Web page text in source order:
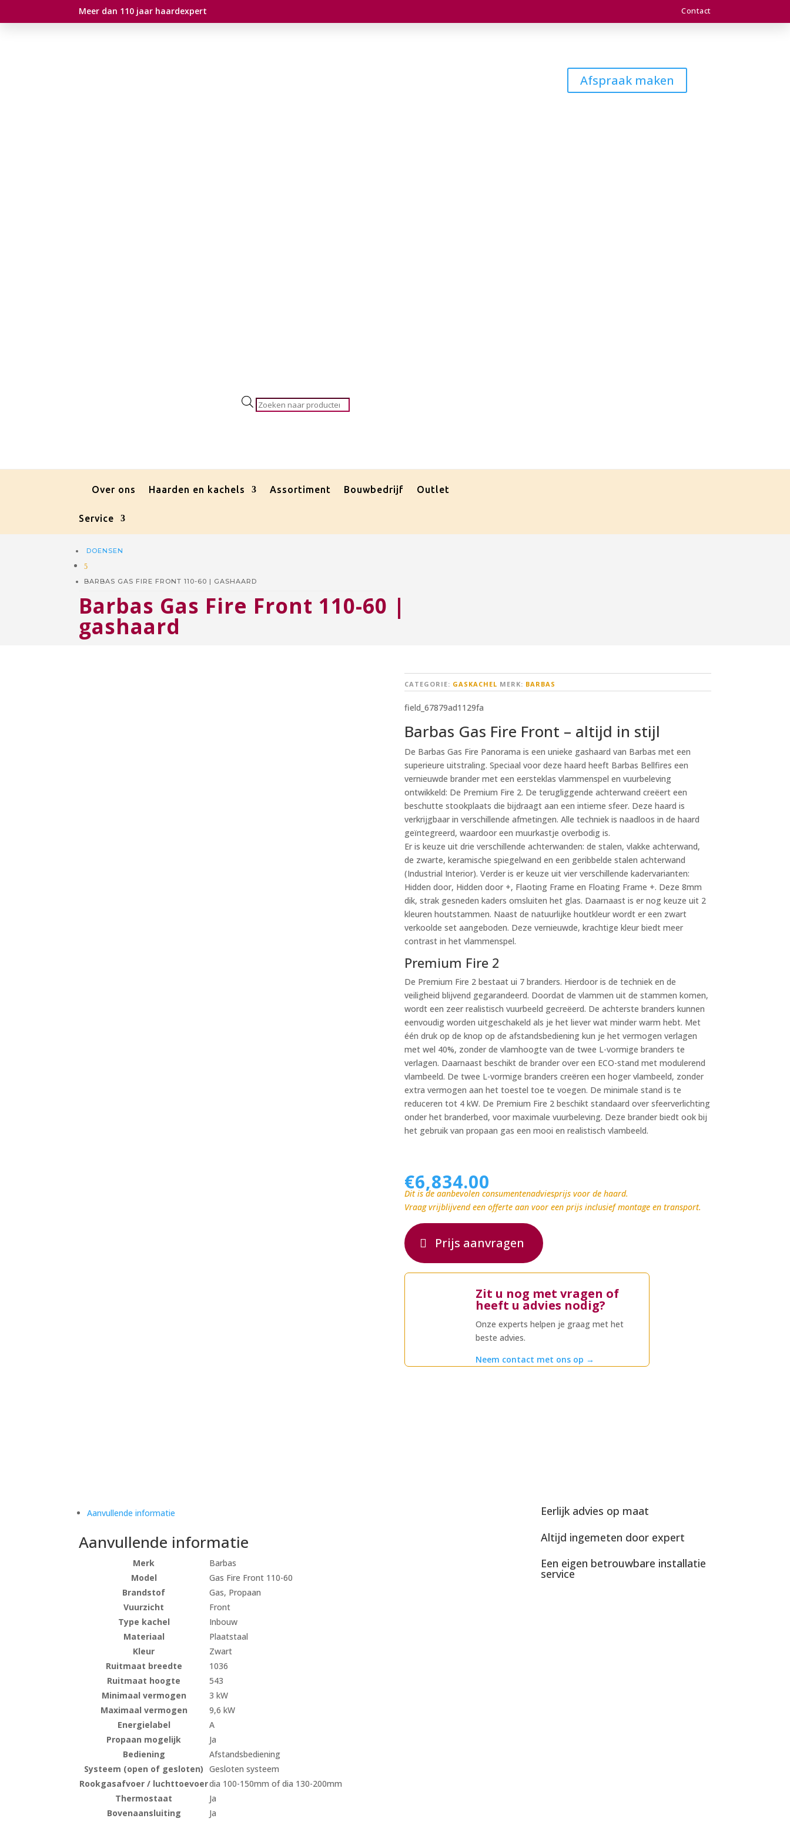
Meer dan 110 jaar haardexpert Contact
Producten
zoeken
Afspraak maken
Over ons Haarden en kachels Assortiment Bouwbedrijf Outlet
Service
DOENSEN
5
BARBAS GAS FIRE FRONT 110-60 | GASHAARD
Barbas Gas Fire Front 110-60 |
gashaard
CATEGORIE: GASKACHEL MERK: BARBAS
field_67879ad1129fa
Barbas Gas Fire Front – altijd in stijl
De Barbas Gas Fire Panorama is een unieke gashaard van Barbas met een
superieure uitstraling. Speciaal voor deze haard heeft Barbas Bellfires een
vernieuwde brander met een eersteklas vlammenspel en vuurbeleving
ontwikkeld: De Premium Fire 2. De terugliggende achterwand creëert een
beschutte stookplaats die bijdraagt aan een intieme sfeer. Deze haard is
verkrijgbaar in verschillende afmetingen. Alle techniek is naadloos in de haard
geïntegreerd, waardoor een muurkastje overbodig is.
Er is keuze uit drie verschillende achterwanden: de stalen, vlakke achterwand,
de zwarte, keramische spiegelwand en een geribbelde stalen achterwand
(Industrial Interior). Verder is er keuze uit vier verschillende kadervarianten:
Hidden door, Hidden door +, Flaoting Frame en Floating Frame +. Deze 8mm
dik, strak gesneden kaders omsluiten het glas. Daarnaast is er nog keuze uit 2
kleuren houtstammen. Naast de natuurlijke houtkleur wordt er een zwart
verkoolde set aangeboden. Deze vernieuwde, krachtige kleur biedt meer
contrast in het vlammenspel.
Premium Fire 2
De Premium Fire 2 bestaat ui 7 branders. Hierdoor is de techniek en de
veiligheid blijvend gegarandeerd. Doordat de vlammen uit de stammen komen,
wordt een zeer realistisch vuurbeeld gecreëerd. De achterste branders kunnen
eenvoudig worden uitgeschakeld als je het liever wat minder warm hebt. Met
één druk op de knop op de afstandsbediening kun je het vermogen verlagen
met wel 40%, zonder de vlamhoogte van de twee L-vormige branders te
verlagen. Daarnaast beschikt de brander over een ECO-stand met modulerend
vlambeeld. De twee L-vormige branders creëren een hoger vlambeeld, zonder
extra vermogen aan het toestel toe te voegen. De minimale stand is te
reduceren tot 4 kW. De Premium Fire 2 beschikt standaard over sfeerverlichting
onder het branderbed, voor maximale vuurbeleving. Deze brander biedt ook bij
het gebruik van propaan gas een mooi en realistisch vlambeeld.
€6,834.00
Dit is de aanbevolen consumentenadviesprijs voor de haard.
Vraag vrijblijvend een offerte aan voor een prijs inclusief montage en transport.
Prijs aanvragen
Zit u nog met vragen of
heeft u advies nodig?
Onze experts helpen je graag met het
beste advies.
Neem contact met ons op →
Aanvullende informatie
Aanvullende informatie
Merk
Barbas
Model
Gas Fire Front 110-60
Brandstof
Gas, Propaan
Vuurzicht
Front
Type kachel
Inbouw
Materiaal
Plaatstaal
Kleur
Zwart
Ruitmaat breedte
1036
Ruitmaat hoogte
543
Minimaal vermogen
3 kW
Maximaal vermogen
9,6 kW
Energielabel
A
Propaan mogelijk
Ja
Bediening
Afstandsbediening
Systeem (open of gesloten)
Gesloten systeem
Rookgasafvoer / luchttoevoerdia 100-150mm of dia 130-200mm
Thermostaat
Ja
Bovenaansluiting
Ja
Eerlijk advies op maat
Altijd ingemeten door expert
Een eigen betrouwbare installatie
service